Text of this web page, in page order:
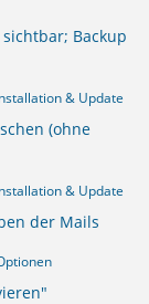
Backup
& Update
(ohne
& Update
der Mails